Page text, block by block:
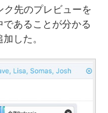
先のプレビューを
あることが分かる
した。